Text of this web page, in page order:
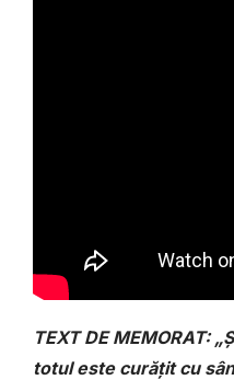
TEXT DE MEMORAT:
totul este curățit cu